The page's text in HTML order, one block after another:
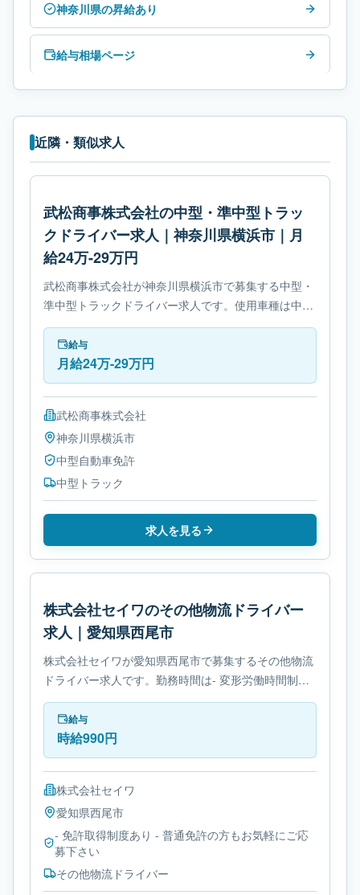
神奈川県の昇給あり
給与相場ページ
近隣・類似求人
武松商事株式会社の中型・準中型トラッ
クドライバー求人｜神奈川県横浜市｜月
給24万-29万円
武松商事株式会社が神奈川県横浜市で募集する中型・
準中型トラックドライバー求人です。使用車種は中型
トラックです。勤務時間は- 変形労働時間制です。必
要免許は中型自動車免許です。
給与
月給24万-29万円
武松商事株式会社
神奈川県横浜市
中型自動車免許
中型トラック
求人を見る
株式会社セイワのその他物流ドライバー
求人｜愛知県西尾市
株式会社セイワが愛知県西尾市で募集するその他物流
ドライバー求人です。勤務時間は- 変形労働時間制で
す。必要免許は- 免許取得制度ありです。
給与
時給990円
株式会社セイワ
愛知県西尾市
- 免許取得制度あり - 普通免許の方もお気軽にご応
募下さい
その他物流ドライバー